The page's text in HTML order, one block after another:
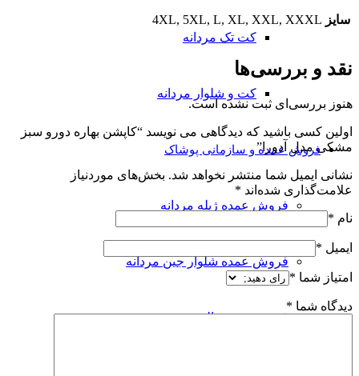
کت تک مردانه
کت و شلوار مردانه
فروش عمده و سازمانی پوشاک
فروش عمده ژیله مردانه
فروش عمده شلوار جین مردانه
فروش عمده پالتو
سایز 4XL, 5XL, L, XL, XXL, XXXL
نقد و بررسی‌ها
هنوز بررسی‌ای ثبت نشده است.
اولین کسی باشید که دیدگاهی می نویسد “کاپشن بهاره دورو سبز
مشکی مدل آدورا”
نشانی ایمیل شما منتشر نخواهد شد. بخش‌های موردنیاز
علامت‌گذاری شده‌اند *
نام *
ایمیل *
امتیاز شما *
دیدگاه شما *